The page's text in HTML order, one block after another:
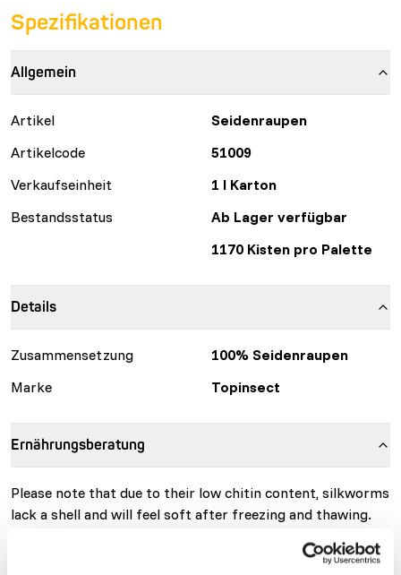
Spezifikationen
Allgemein
Artikel
Seidenraupen
Artikelcode
51009
Verkaufseinheit
1 l Karton
Bestandsstatus
Ab Lager verfügbar
1170 Kisten pro Palette
Details
Zusammensetzung
100% Seidenraupen
Marke
Topinsect
Ernährungsberatung
Please note that due to their low chitin content, silkworms
lack a shell and will feel soft after freezing and thawing.
that occurs after a few hours isn't a sign of spoilage but